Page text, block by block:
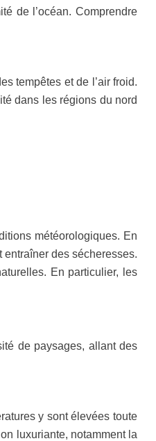
de l’océan. Comprendre
tempêtes et de l’air froid.
dans les régions du nord
météorologiques. En
des sécheresses.
En particulier, les
de paysages, allant des
y sont élevées toute
luxuriante, notamment la